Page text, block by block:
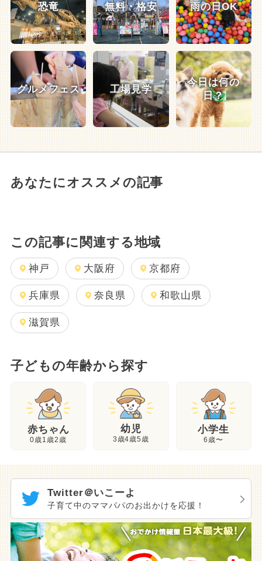
恐竜 無料・格安 雨の日OK
グルメフェス 工場見学
今日は何の
日？
あなたにオススメの記事
この記事に関連する地域
神戸 大阪府 京都府
兵庫県 奈良県 和歌山県
滋賀県
子どもの年齢から探す
赤ちゃん
0歳1歳2歳
幼児
3歳4歳5歳
小学生
6歳〜
Twitter＠いこーよ
子育て中のママパパのお出かけを応援！